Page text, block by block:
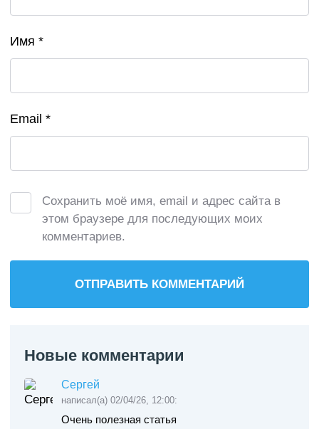
Новые комментарии
Сергей
написал(а) 02/04/26, 12:00:
Очень полезная статья
Имя *
Email *
Сохранить моё имя, email и адрес сайта в
этом браузере для последующих моих
комментариев.